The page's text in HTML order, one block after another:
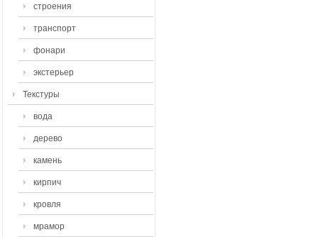
строения
транспорт
фонари
экстерьер
Текстуры
вода
дерево
камень
кирпич
кровля
мрамор